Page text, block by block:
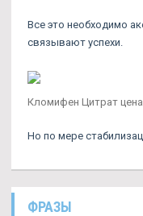
Все это необходимо
связывают успехи.
Кломифен Цитрат цена
Но по мере
ФРАЗЫ